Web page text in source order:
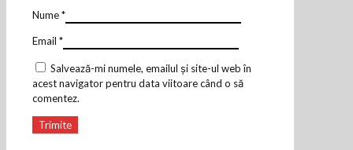
Nume*
Email *
Salvează-mi numele, emailul și site-ul web în
acest navigator pentru data viitoare când o să
comentez.